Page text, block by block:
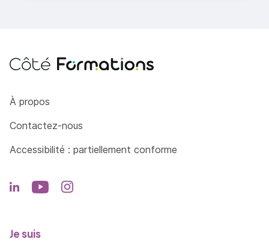
Côté Formations
À propos
Contactez-nous
Accessibilité : partiellement conforme
Je suis